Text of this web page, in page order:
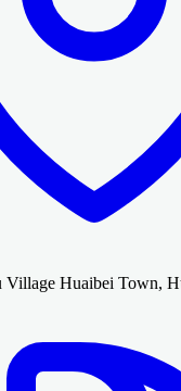
Village Huaibei Town,